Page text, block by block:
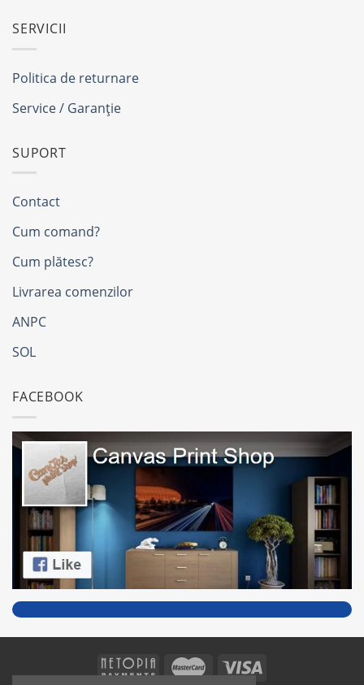
SERVICII
Politica de returnare
Service / Garanție
SUPORT
Contact
Cum comand?
Cum plătesc?
Livrarea comenzilor
ANPC
SOL
FACEBOOK